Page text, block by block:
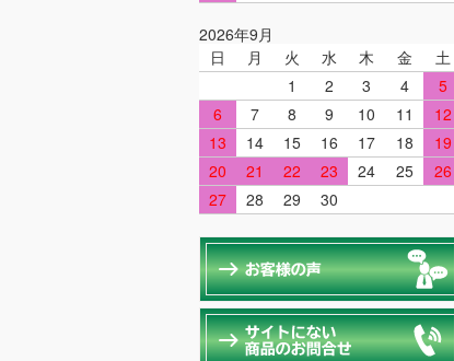
2026年9月
日
月 火 水 木 金
土
1
2 3 4
5
6
7 8 9 10 11
12
13
14 15 16 17 18
19
20
21 22 23 24 25
26
27
28 29 30